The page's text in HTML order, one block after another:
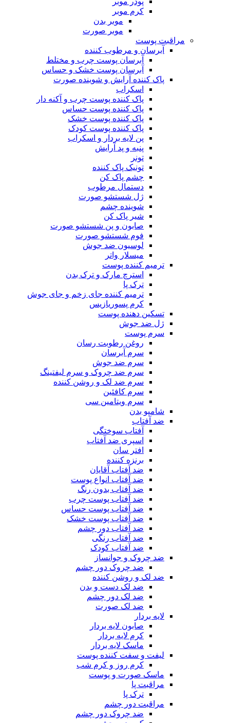
کرم موبر
موبر بدن
موبر صورت
مراقبت پوست
آبرسان و مرطوب کننده
آبرسان پوست چرب و مختلط
آبرسان پوست خشک و حساس
پاک کننده آرایش و شوینده صورت
اسکراب
پاک کننده پوست چرب و آکنه دار
پاک کننده پوست حساس
پاک کننده پوست خشک
پاک کننده پوست کودک
پن لایه بردار و اسکراب
پنبه و پد آرایش
تونر
تونیک پاک کننده
چشم پاک کن
دستمال مرطوب
ژل شستشو صورت
شوینده چشم
شیر پاک کن
صابون و پن شستشو صورت
فوم شستشو صورت
لوسیون ضد جوش
میسلار واتر
ترمیم کننده پوست
استرچ مارک و ترک بدن
ترک پا
ترمیم کننده جای زخم و جای جوش
کرم پسوریازیس
تسکین دهنده پوست
ژل ضد جوش
سرم پوست
روغن رطوبت رسان
سرم آبرسان
سرم ضد جوش
سرم ضد چروک و سرم لیفتینگ
سرم ضد لک و روشن کننده
سرم کافئین
سرم ویتامین سی
شامپو بدن
ضد آفتاب
آفتاب سوختگی
اسپری ضد آفتاب
افتر سان
برنزه کننده
ضد آفتاب آقایان
ضد آفتاب انواع پوست
ضد آفتاب بدون رنگ
ضد آفتاب پوست چرب
ضد آفتاب پوست حساس
ضد آفتاب پوست خشک
ضد آفتاب دور چشم
ضد آفتاب رنگی
ضد آفتاب کودک
ضد چروک و جوانساز
ضد چروک دور چشم
ضد لک و روشن کننده
ضد لک دست و بدن
ضد لک دور چشم
ضد لک صورت
لایه بردار
صابون لایه بردار
کرم لایه بردار
ماسک لایه بردار
لیفت و سفت کننده پوست
کرم روز و کرم شب
ماسک صورت و پوست
مراقبت پا
ترک پا
مراقبت دور چشم
ضد چروک دور چشم